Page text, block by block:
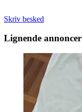
Skriv besked
Lignende annoncer